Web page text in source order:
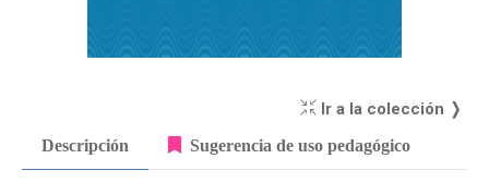
Ir a la colección ❭
Descripción Sugerencia de uso pedagógico